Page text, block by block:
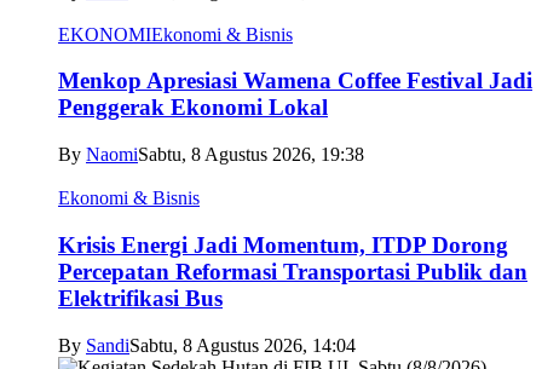
EKONOMIEkonomi & Bisnis
Menkop Apresiasi Wamena Coffee Festival Jadi
Penggerak Ekonomi Lokal
By NaomiSabtu, 8 Agustus 2026, 19:38
Ekonomi & Bisnis
Krisis Energi Jadi Momentum, ITDP Dorong
Percepatan Reformasi Transportasi Publik dan
Elektrifikasi Bus
By SandiSabtu, 8 Agustus 2026, 14:04